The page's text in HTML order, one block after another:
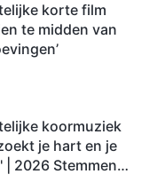
korte film
te midden van
koormuziek
je hart en je
| 2026 Stemmen